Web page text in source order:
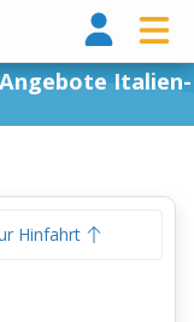
Italien-
Hinfahrt